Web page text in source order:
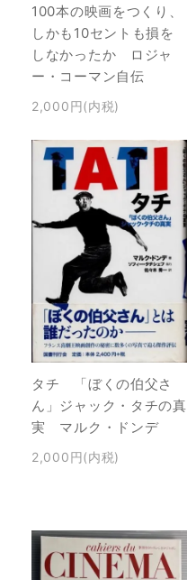
100本の映画をつくり、
しかも10セントも損を
しなかったか ロジャ
ー・コーマン自伝
2,000円(内税)
タチ 「ぼくの伯父さ
ん」ジャック・タチの真
実 マルク・ドンデ
2,000円(内税)